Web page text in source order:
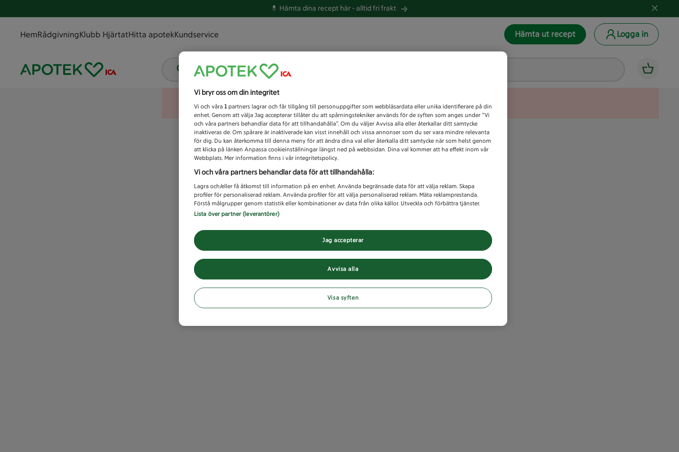
💊 Hämta dina recept här -alltid fri frakt
HemRådgivningKlubb HjärtatHitta apotekKundservice Hämta ut recept Logga in
Vad letar du efter idag?
Unknown error
Vi bryr oss om din integritet
Vi och våra 1 partners lagrar och får tillgång till personuppgifter som webbläsardata eller unika identifierare på din
enhet. Genom att välja Jag accepterar tillåter du att spårningstekniker används för de syften som anges under ”Vi
och våra partners behandlar data för att tillhandahålla”. Om du väljer Avvisa alla eller återkallar ditt samtycke
inaktiveras de. Om spårare är inaktiverade kan visst innehåll och vissa annonser som du ser vara mindre relevanta
för dig. Du kan återkomma till denna meny för att ändra dina val eller återkalla ditt samtycke när som helst genom
att klicka på länken Anpassa cookieinställningar längst ned på webbsidan. Dina val kommer att ha effekt inom vår
Webbplats. Mer information finns i vår integritetspolicy.
Vi och våra partners behandlar data för att tillhandahålla:
Lagra och/eller få åtkomst till information på en enhet. Använda begränsade data för att välja reklam. Skapa
profiler för personaliserad reklam. Använda profiler för att välja personaliserad reklam. Mäta reklamprestanda.
Förstå målgrupper genom statistik eller kombinationer av data från olika källor. Utveckla och förbättra tjänster.
Lista över partner (leverantörer)
Avvisa alla
Jag accepterar
Visa syften